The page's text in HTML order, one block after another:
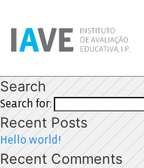
Search
Search for:
Recent Posts
Hello world!
Recent Comments